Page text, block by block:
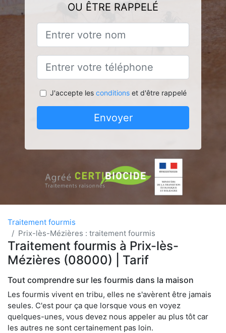
OU ÊTRE RAPPELÉ
J'accepte les conditionset d'être rappelé
Envoyer
Traitement fourmis
Prix-lès-Mézières : traitement fourmis
Traitement fourmis à Prix-lès-
Mézières (08000) | Tarif
Tout comprendre sur les fourmis dans la maison
Les fourmis vivent en tribu, elles ne s'avèrent être jamais
seules. C'est pour ça que lorsque vous en voyez
quelques-unes, vous devez nous appeler au plus tôt car
les autres ne sont certainement pas loin.